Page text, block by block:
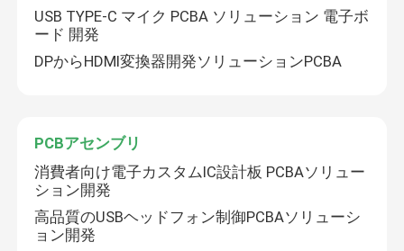
USB TYPE-C マイク PCBA ソリューション 電子ボ
ード 開発
DPからHDMI変換器開発ソリューションPCBA
PCBアセンブリ
消費者向け電子カスタムIC設計板 PCBAソリュー
ション開発
高品質のUSBヘッドフォン制御PCBAソリューシ
ョン開発